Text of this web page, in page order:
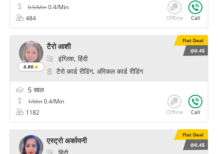
0.5/Min 0.4/Min
484
Flat Deal
@0.4$
4.86
टैरो आशी
इंग्लिश, हिंदी
टैरो कार्ड रीडिंग, ऑरेकल कार्ड रीडिंग
5 साल
1/Min 0.4/Min
1182
Flat Deal
@0.4$
एस्ट्रो अर्कायनी